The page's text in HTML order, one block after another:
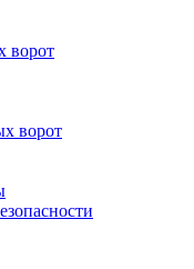
ворот
ворот